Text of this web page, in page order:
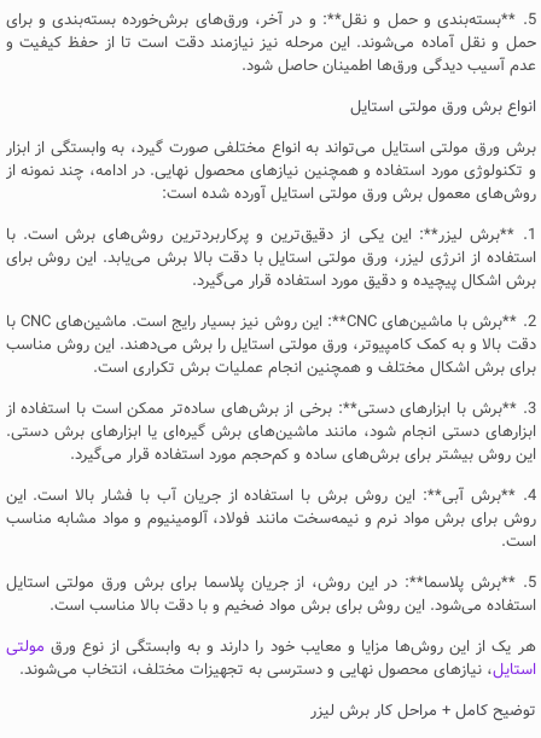
5. **بسته‌بندی و حمل و نقل**: و در آخر، ورق‌های برش‌خورده بسته‌بندی و برای
حمل و نقل آماده می‌شوند. این مرحله نیز نیازمند دقت است تا از حفظ کیفیت و
عدم آسیب دیدگی ورق‌ها اطمینان حاصل شود.
انواع برش ورق مولتی استایل
برش ورق مولتی استایل می‌تواند به انواع مختلفی صورت گیرد، به وابستگی از ابزار
و تکنولوژی مورد استفاده و همچنین نیازهای محصول نهایی. در ادامه، چند نمونه از
روش‌های معمول برش ورق مولتی استایل آورده شده است:
1. **برش لیزر**: این یکی از دقیق‌ترین و پرکاربردترین روش‌های برش است. با
استفاده از انرژی لیزر، ورق مولتی استایل با دقت بالا برش می‌یابد. این روش برای
برش اشکال پیچیده و دقیق مورد استفاده قرار می‌گیرد.
2. **برش با ماشین‌های CNC**: این روش نیز بسیار رایج است. ماشین‌های CNC با
دقت بالا و به کمک کامپیوتر، ورق مولتی استایل را برش می‌دهند. این روش مناسب
برای برش اشکال مختلف و همچنین انجام عملیات برش تکراری است.
3. **برش با ابزارهای دستی**: برخی از برش‌های ساده‌تر ممکن است با استفاده از
ابزارهای دستی انجام شود، مانند ماشین‌های برش گیره‌ای یا ابزارهای برش دستی.
این روش بیشتر برای برش‌های ساده و کم‌حجم مورد استفاده قرار می‌گیرد.
4. **برش آبی**: این روش برش با استفاده از جریان آب با فشار بالا است. این
روش برای برش مواد نرم و نیمه‌سخت مانند فولاد، آلومینیوم و مواد مشابه مناسب
است.
5. **برش پلاسما**: در این روش، از جریان پلاسما برای برش ورق مولتی استایل
استفاده می‌شود. این روش برای برش مواد ضخیم و با دقت بالا مناسب است.
هر یک از این روش‌ها مزایا و معایب خود را دارند و به وابستگی از نوع ورق مولتی
استایل، نیازهای محصول نهایی و دسترسی به تجهیزات مختلف، انتخاب می‌شوند.
توضیح کامل + مراحل کار برش لیزر